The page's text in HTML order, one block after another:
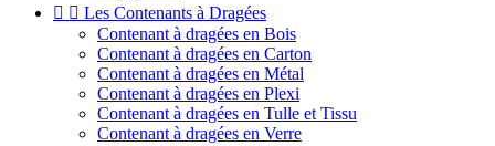
  Les Contenants à Dragées
Contenant à dragées en Bois
Contenant à dragées en Carton
Contenant à dragées en Métal
Contenant à dragées en Plexi
Contenant à dragées en Tulle et Tissu
Contenant à dragées en Verre